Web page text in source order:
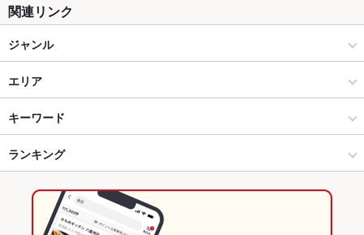
関連リンク
ジャンル
ダイニングバー・バル
和風・創作
名護・恩納村・本部町 × ダイニングバー・バル
名護・恩納村・本部町 × 和風・創作
エリア
恩納村
恩納村 × ダイニングバー・バル
恩納村 × 和風・創作
キーワード
からあげ
ランキング
沖縄のグルメランキング
沖縄のダイニングバー・バルランキング